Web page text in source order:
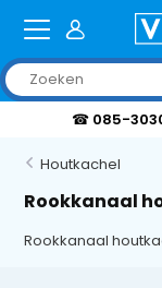
Houtkachel
Rookkanaal
Rookkanaal